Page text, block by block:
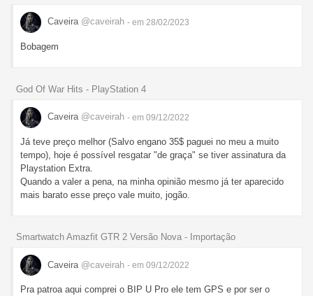
Caveira @caveirah - em 28/02/2023
Bobagem
God Of War Hits - PlayStation 4
Caveira @caveirah - em 09/12/2022
Já teve preço melhor (Salvo engano 35$ paguei no meu a muito
tempo), hoje é possível resgatar "de graça" se tiver assinatura da
Playstation Extra.
Quando a valer a pena, na minha opinião mesmo já ter aparecido
mais barato esse preço vale muito, jogão.
Smartwatch Amazfit GTR 2 Versão Nova - Importação
Caveira @caveirah - em 09/12/2022
Pra patroa aqui comprei o BIP U Pro ele tem GPS e por ser o